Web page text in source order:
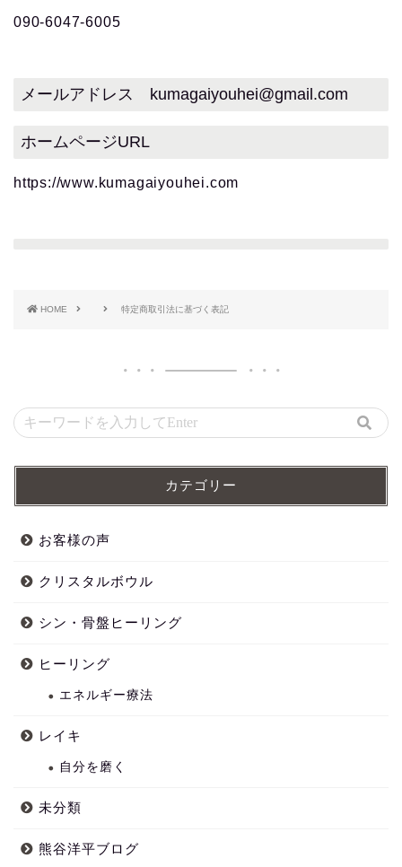
090-6047-6005
メールアドレス kumagaiyouhei@gmail.com
ホームページURL
https://www.kumagaiyouhei.com
HOME 特定商取引法に基づく表記
カテゴリー
お客様の声
クリスタルボウル
シン・骨盤ヒーリング
ヒーリング
エネルギー療法
レイキ
自分を磨く
未分類
熊谷洋平ブログ